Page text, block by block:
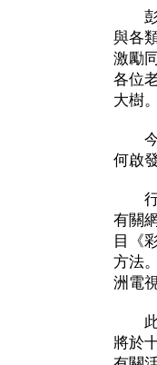
彭
與各
激勵
各位
大樹。
今
何啟
行
有關
目《
方法
洲電
此
將於